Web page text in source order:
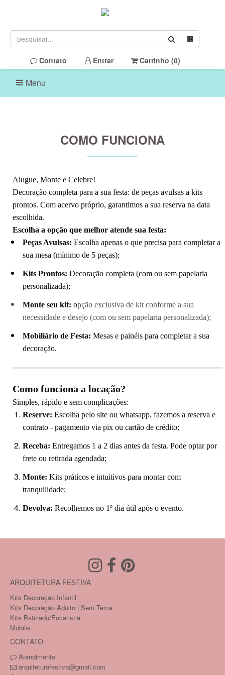
Contato Entrar Carrinho (0)
Menu
COMO FUNCIONA
Alugue, Monte e Celebre!
Decoração completa para a sua festa: de peças avulsas a kits
prontos. Com acervo próprio, garantimos a sua reserva na data
escolhida.
Escolha a opção que melhor atende sua festa:
Peças Avulsas: Escolha apenas o que precisa para completar a
sua mesa (mínimo de 5 peças);
Kits Prontos: Decoração completa (com ou sem papelaria
personalizada);
Monte seu kit: opção exclusiva de kit conforme a sua
necessidade e desejo (com ou sem papelaria personalizada);
Mobiliário de Festa: Mesas e painéis para completar a sua
decoração.
Como funciona a locação?
Simples, rápido e sem complicações:
Reserve: Escolha pelo site ou whatsapp, fazemos a reserva e
contrato - pagamento via pix ou cartão de crédito;
Receba: Entregamos 1 a 2 dias antes da festa. Pode optar por
frete ou retirada agendada;
Monte: Kits práticos e intuitivos para montar com
tranquilidade;
Devolva: Recolhemos no 1º dia útil após o evento.
ARQUITETURA FESTIVA
Kits Decoração Infantil
Kits Decoração Adulto | Sem Tema
Kits Batizado/Eucaristia
Mobilia
CONTATO
Atendimento
arquiteturafestiva@gmail.com